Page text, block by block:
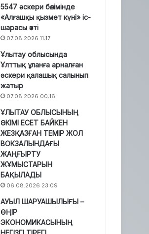
5547 әскери бөлімінде
«Алғашқы қызмет күні» іс-
шарасы өтті
07.08.2026 11:17
Ұлытау облысында
Ұлттық ұланға арналған
әскери қалашық салынып
жатыр
07.08.2026 00:16
ҰЛЫТАУ ОБЛЫСЫНЫҢ
ӘКІМІ ЕСЕТ БАЙКЕН
ЖЕЗҚАЗҒАН ТЕМІР ЖОЛ
ВОКЗАЛЫНДАҒЫ
ЖАҢҒЫРТУ
ЖҰМЫСТАРЫН
БАҚЫЛАДЫ
06.08.2026 23:09
АУЫЛ ШАРУАШЫЛЫҒЫ –
ӨҢІР
ЭКОНОМИКАСЫНЫҢ